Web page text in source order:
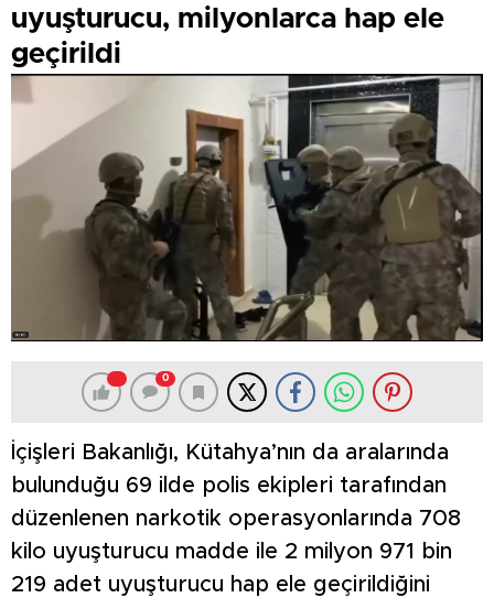
uyuşturucu, milyonlarca hap ele
geçirildi
0
İçişleri Bakanlığı, Kütahya’nın da aralarında
bulunduğu 69 ilde polis ekipleri tarafından
düzenlenen narkotik operasyonlarında 708
kilo uyuşturucu madde ile 2 milyon 971 bin
219 adet uyuşturucu hap ele geçirildiğini